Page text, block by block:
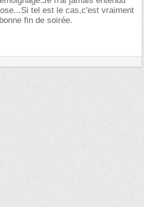
tel est le cas,c'est vraiment
fin de soirée.